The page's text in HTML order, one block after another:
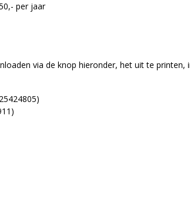
per jaar
via de knop hieronder, het uit te